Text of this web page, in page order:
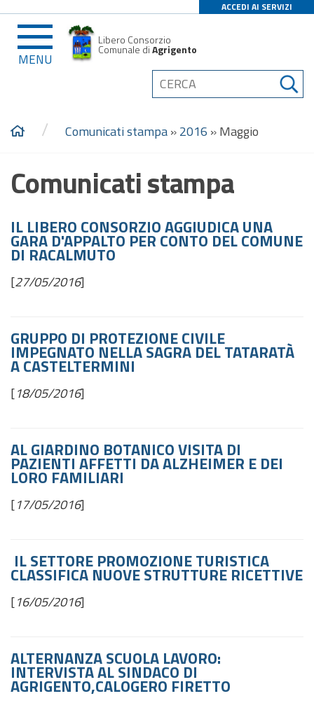
ACCEDI AI SERVIZI
MENU
Libero Consorzio
Comunale diAgrigento
/ Comunicati stampa»2016 »Maggio
Comunicati stampa
IL LIBERO CONSORZIO AGGIUDICA UNA
GARA D'APPALTO PER CONTO DEL COMUNE
DI RACALMUTO
[27/05/2016]
GRUPPO DI PROTEZIONE CIVILE
IMPEGNATO NELLA SAGRA DEL TATARATÀ
A CASTELTERMINI
[18/05/2016]
AL GIARDINO BOTANICO VISITA DI
PAZIENTI AFFETTI DA ALZHEIMER E DEI
LORO FAMILIARI
[17/05/2016]
IL SETTORE PROMOZIONE TURISTICA
CLASSIFICA NUOVE STRUTTURE RICETTIVE
[16/05/2016]
ALTERNANZA SCUOLA LAVORO:
INTERVISTA AL SINDACO DI
AGRIGENTO,CALOGERO FIRETTO